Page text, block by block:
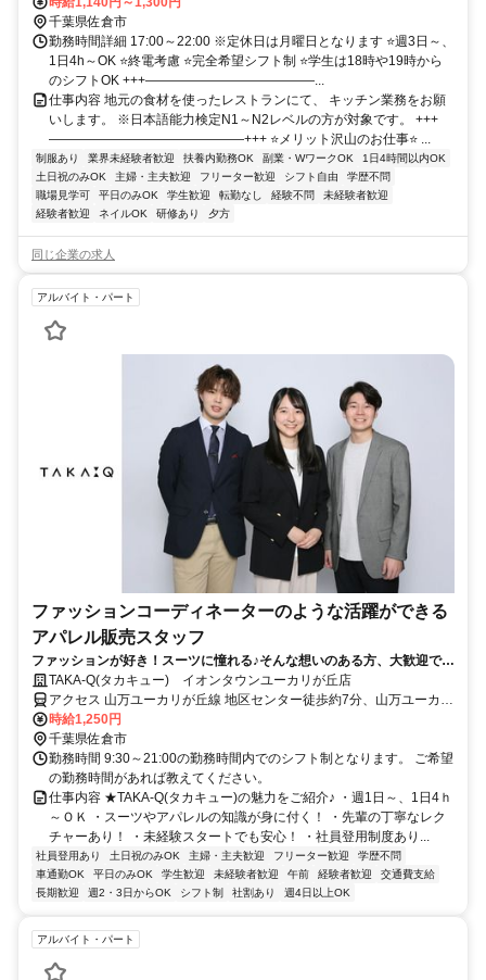
千葉県佐倉市
勤務時間詳細 17:00～22:00 ※定休日は月曜日となります ⭐週3日～、
1日4h～OK ⭐終電考慮 ⭐完全希望シフト制 ⭐学生は18時や19時から
のシフトOK +++—————————————...
仕事内容 地元の食材を使ったレストランにて、 キッチン業務をお願
いします。 ※日本語能力検定N1～N2レベルの方が対象です。 +++
———————————————+++ ⭐メリット沢山のお仕事⭐ ...
制服あり 業界未経験者歓迎 扶養内勤務OK 副業・WワークOK
1日4時間以内OK
土日祝のみOK
主婦・主夫歓迎 フリーター歓迎 シフト自由
学歴不問
職場見学可
平日のみOK 学生歓迎 転勤なし 経験不問
未経験者歓迎
経験者歓迎
ネイルOK 研修あり 夕方
同じ企業の求人
アルバイト・パート
ファッションコーディネーターのような活躍ができる
アパレル販売スタッフ
ファッションが好き！スーツに憧れる♪そんな想いのある方、大歓迎で
す！★あなたのセンスをちょっぴり付け加えて、お客様へご提案◎好き
を仕事にしてみませんか★週1日～、1日4ｈ～OK★接客販売が未経験の
方も多数活躍中◎アルバイトでも待遇充実♪社割あり／社員登用あり
TAKA-Q(タカキュー) イオンタウンユーカリが丘店
アクセス 山万ユーカリが丘線 地区センター徒歩約7分、山万ユーカリ
が丘線 公園徒歩約11分、山万ユーカリが丘線 井野（千葉県）徒歩約
11分 京成本線［ユーカリが丘駅］より徒歩約12分 山万ユーカリが丘
線［地区センター駅］より徒歩約7分
時給1,250円
千葉県佐倉市
勤務時間 9:30～21:00の勤務時間内でのシフト制となります。 ご希望
の勤務時間があれば教えてください。
仕事内容 ★TAKA-Q(タカキュー)の魅力をご紹介♪ ・週1日～、1日4ｈ
～ＯＫ ・スーツやアパレルの知識が身に付く！ ・先輩の丁寧なレク
チャーあり！ ・未経験スタートでも安心！ ・社員登用制度あり...
社員登用あり 土日祝のみOK 主婦・主夫歓迎 フリーター歓迎
学歴不問
車通勤OK
平日のみOK 学生歓迎 未経験者歓迎 午前 経験者歓迎
交通費支給
長期歓迎
週2・3日からOK シフト制 社割あり 週4日以上OK
アルバイト・パート